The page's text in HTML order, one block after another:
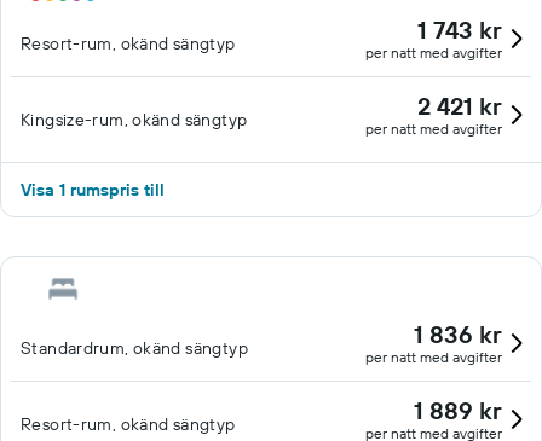
Resort-rum, okänd sängtyp 1 743 kr
per natt med avgifter
Kingsize-rum, okänd sängtyp 2 421 kr
per natt med avgifter
Visa 1 rumspris till
Standardrum, okänd sängtyp 1 836 kr
per natt med avgifter
Resort-rum, okänd sängtyp 1 889 kr
per natt med avgifter